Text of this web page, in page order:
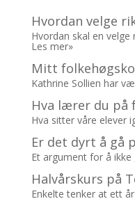
Hvordan velge
Hvordan skal en velge
Les mer»
Mitt
Kathrine Sollien har
Hva lærer du på
Hva sitter våre elever
Er det dyrt å gå
Et argument for å ikke
Halvårskurs på
Enkelte tenker at ett